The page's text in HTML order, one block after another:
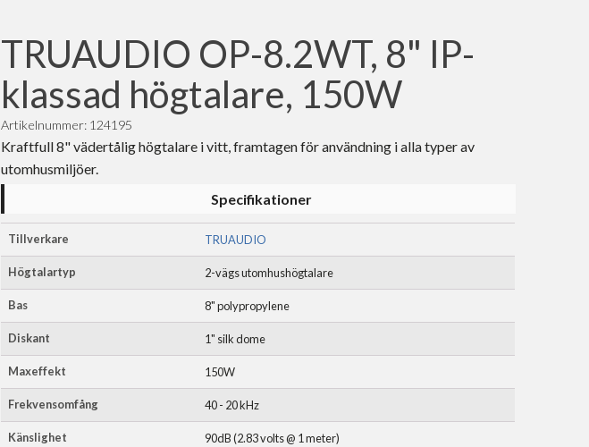
TRUAUDIO OP-8.2WT, 8" IP-
klassad högtalare, 150W
Artikelnummer: 124195
Kraftfull 8" vädertålig högtalare i vitt, framtagen för användning i alla typer av
utomhusmiljöer.
Specifikationer
Tillverkare TRUAUDIO
Högtalartyp 2-vägs utomhushögtalare
Bas 8" polypropylene
Diskant 1" silk dome
Maxeffekt 150W
Frekvensomfång 40 - 20 kHz
Känslighet 90dB (2.83 volts @ 1 meter)